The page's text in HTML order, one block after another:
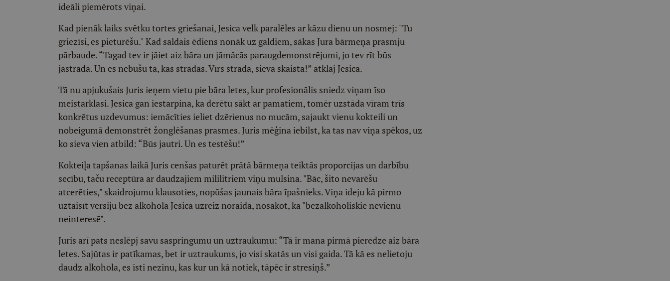
ideāli piemērots viņai.
Kad pienāk laiks svētku tortes griešanai, Jesica velk paralēles ar kāzu dienu un nosmej: "Tu
griezīsi, es pieturēšu." Kad saldais ēdiens nonāk uz galdiem, sākas Jura bārmeņa prasmju
pārbaude. “Tagad tev ir jāiet aiz bāra un jāmācās paraugdemonstrējumi, jo tev rīt būs
jāstrādā. Un es nebūšu tā, kas strādās. Vīrs strādā, sieva skaista!” atklāj Jesica.
Tā nu apjukušais Juris ieņem vietu pie bāra letes, kur profesionālis sniedz viņam īso
meistarklasi. Jesica gan iestarpina, ka derētu sākt ar pamatiem, tomēr uzstāda vīram trīs
konkrētus uzdevumus: iemācīties ieliet dzērienus no mucām, sajaukt vienu kokteili un
nobeigumā demonstrēt žonglēšanas prasmes. Juris mēģina iebilst, ka tas nav viņa spēkos, uz
ko sieva vien atbild: “Būs jautri. Un es testēšu!”
Kokteiļa tapšanas laikā Juris cenšas paturēt prātā bārmeņa teiktās proporcijas un darbību
secību, taču receptūra ar daudzajiem mililitriem viņu mulsina. "Bāc, šito nevarēšu
atcerēties," skaidrojumu klausoties, nopūšas jaunais bāra īpašnieks. Viņa ideju kā pirmo
uztaisīt versiju bez alkohola Jesica uzreiz noraida, nosakot, ka "bezalkoholiskie nevienu
neinteresē".
Juris arī pats neslēpj savu saspringumu un uztraukumu: “Tā ir mana pirmā pieredze aiz bāra
letes. Sajūtas ir patīkamas, bet ir uztraukums, jo visi skatās un visi gaida. Tā kā es nelietoju
daudz alkohola, es īsti nezinu, kas kur un kā notiek, tāpēc ir stresiņš.”